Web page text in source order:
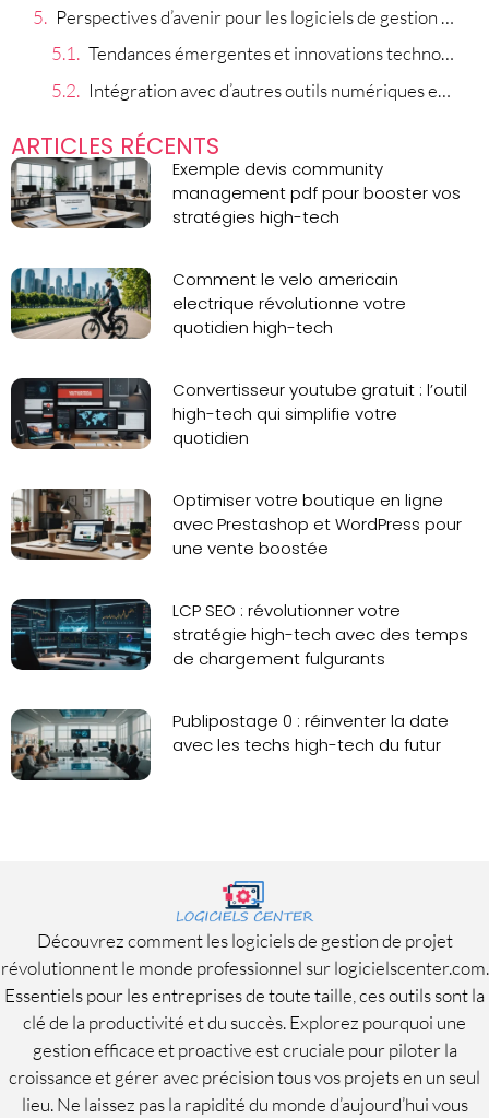
Perspectives d’avenir pour les logiciels de gestion de tâches
Tendances émergentes et innovations technologiques
Intégration avec d’autres outils numériques et l’intelligence artificielle
ARTICLES RÉCENTS
Exemple devis community
management pdf pour booster vos
stratégies high-tech
Comment le velo americain
electrique révolutionne votre
quotidien high-tech
Convertisseur youtube gratuit : l’outil
high-tech qui simplifie votre
quotidien
Optimiser votre boutique en ligne
avec Prestashop et WordPress pour
une vente boostée
LCP SEO : révolutionner votre
stratégie high-tech avec des temps
de chargement fulgurants
Publipostage 0 : réinventer la date
avec les techs high-tech du futur
Découvrez comment les logiciels de gestion de projet
révolutionnent le monde professionnel sur logicielscenter.com.
Essentiels pour les entreprises de toute taille, ces outils sont la
clé de la productivité et du succès. Explorez pourquoi une
gestion efficace et proactive est cruciale pour piloter la
croissance et gérer avec précision tous vos projets en un seul
lieu. Ne laissez pas la rapidité du monde d’aujourd’hui vous